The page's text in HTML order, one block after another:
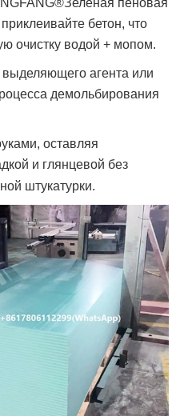
бетон, что
очистку водой + мопом.
выделяющего агента или
демольбирования
оставляя
и глянцевой без
штукатурки.